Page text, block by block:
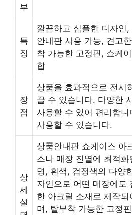
부
특
징
깔끔하고 심플한 디자인
안내판 사용 가능, 견고
착 가능한 고정핀, 쇼케
합
장
점
상품을 효과적으로 전시
끌 수 있습니다. 다양한
사용할 수 있어 편리합
사용할 수 있습니다.
상
세
설
상품안내판 쇼케이스 아
스나 매장 진열에 최적
명, 흰색, 검정색의 다양
자인으로 어떤 매장에도
한 아크릴 소재로 제작
며, 탈부착 가능한 고정